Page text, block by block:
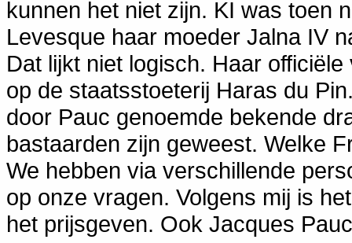
kunnen het niet zijn. KI was toen
Levesque haar moeder Jalna IV
Dat lijkt niet logisch. Haar
op de staatsstoeterij Haras du
door Pauc genoemde bekende
bastaarden zijn geweest. Welke
We hebben via verschillende
op onze vragen. Volgens mij is
het prijsgeven. Ook Jacques